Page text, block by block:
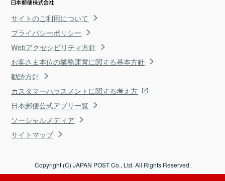
サイトのご利用について
プライバシーポリシー
Webアクセシビリティ方針
お客さま本位の業務運営に関する基本方針
勧誘方針
カスタマーハラスメントに関する考え方
日本郵便公式アプリ一覧
ソーシャルメディア
サイトマップ
Copyright (C) JAPAN POST Co., Ltd. All Rights Reserved.